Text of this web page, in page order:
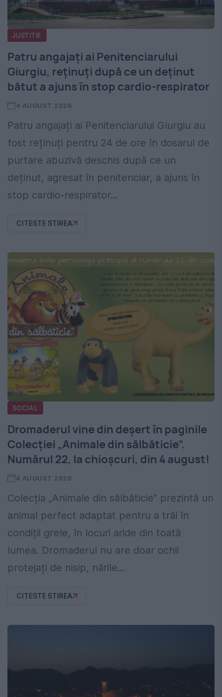
JUSTITIE
Patru angajați ai Penitenciarului
Giurgiu, reținuți după ce un deținut
bătut a ajuns în stop cardio-respirator
4 AUGUST 2026
Patru angajați ai Penitenciarului Giurgiu au
fost reținuți pentru 24 de ore în dosarul de
purtare abuzivă deschis după ce un
deținut, agresat în penitenciar, a ajuns în
stop cardio-respirator...
CITESTE STIREA
SOCIAL
Dromaderul vine din deșert în paginile
Colecției „Animale din sălbăticie”.
Numărul 22, la chioșcuri, din 4 august!
4 AUGUST 2026
Colecția „Animale din sălbăticie” prezintă un
animal perfect adaptat pentru a trăi în
condiții grele, în locuri aride din toată
lumea. Dromaderul nu are doar ochii
protejați de nisip, nările...
CITESTE STIREA